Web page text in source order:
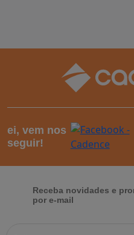
ei, vem nos
seguir!
Receba novidades e
por e-mail